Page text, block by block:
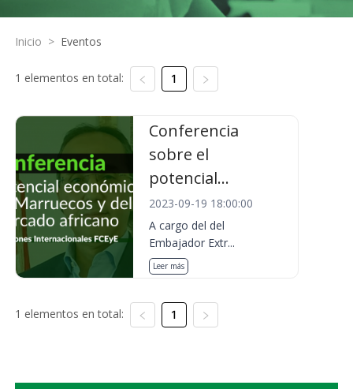
Inicio > Eventos
1 elementos en total: 1
Conferencia
sobre el
potencial...
2023-09-19 18:00:00
A cargo del del
Embajador Extr...
Leer más
1 elementos en total: 1